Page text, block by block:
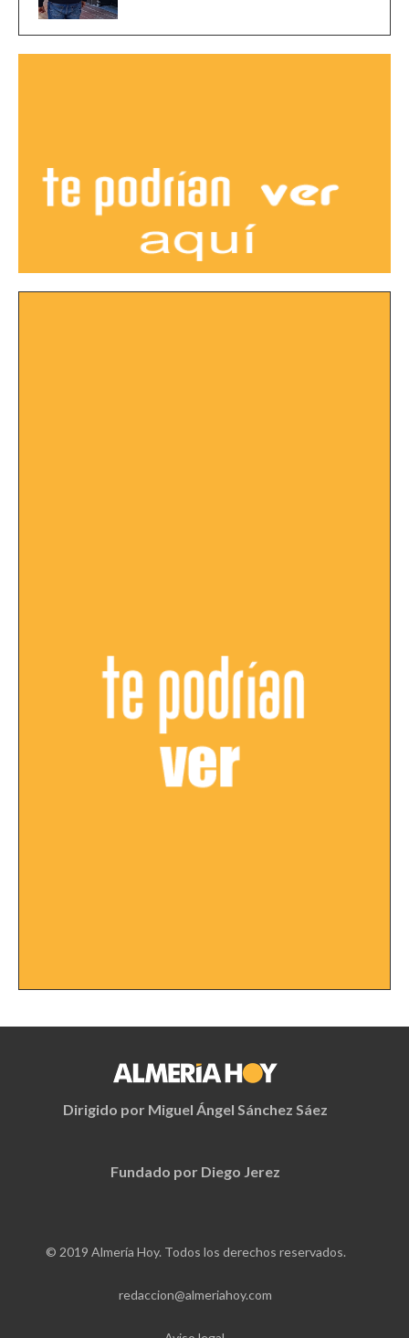
Dirigido por Miguel Ángel Sánchez Sáez
Fundado por Diego Jerez
© 2019 Almería Hoy. Todos los derechos reservados.
redaccion@almeriahoy.com